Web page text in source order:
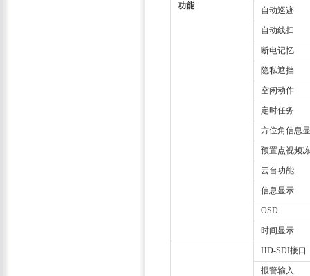
功能 自动巡迹
自动线扫
断电记忆
隐私遮挡
空闲动作
定时任务
方位角信息
预置点视频
云台功能
信息显示
OSD
时间显示
HD-SDI接口
报警输入